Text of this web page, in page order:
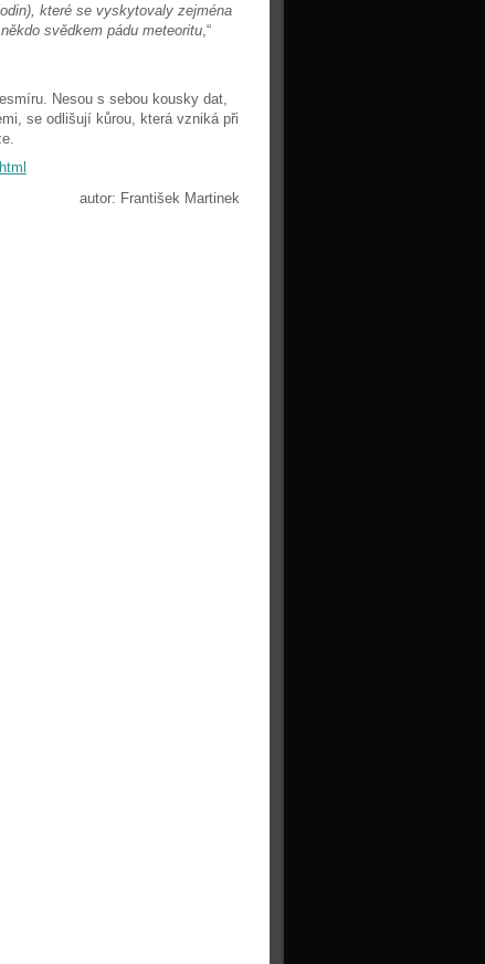
které se vyskytovaly zejména
svědkem pádu meteoritu,“
Nesou s sebou kousky dat,
se odlišují kůrou, která vzniká při
autor: František Martinek